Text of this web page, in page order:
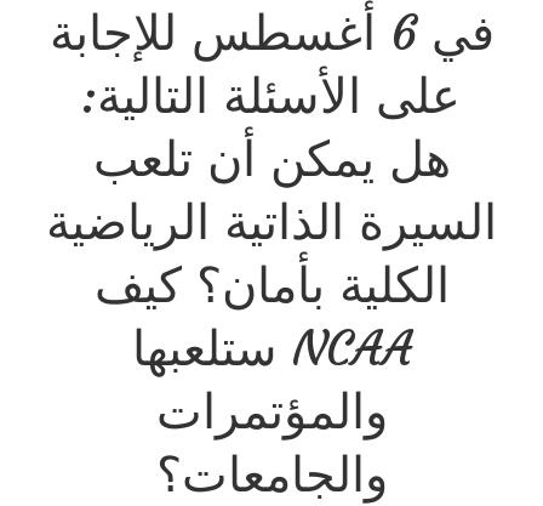
في 6 أغسطس للإجابة
على الأسئلة التالية:
هل يمكن أن تلعب
السيرة الذاتية الرياضية
الكلية بأمان؟ كيف
ستلعبها NCAA
والمؤتمرات
والجامعات؟